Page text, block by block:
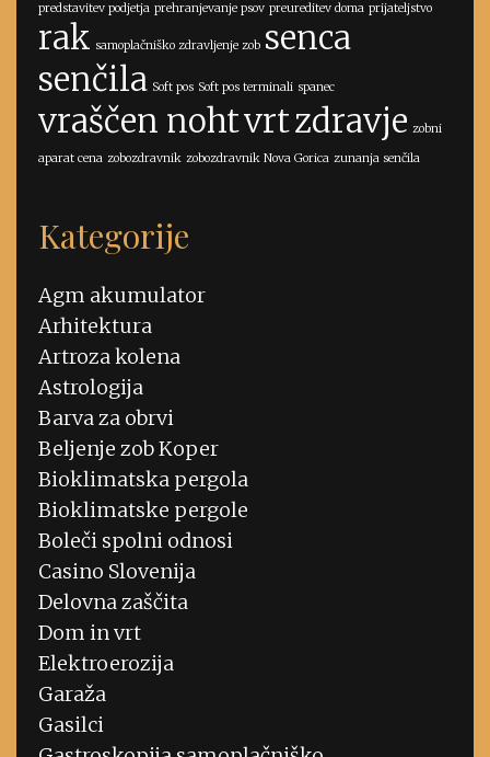
predstavitev podjetja prehranjevanje psov preureditev doma prijateljstvo
rak samoplačniško zdravljenje zob senca
senčila Soft pos Soft pos terminali spanec
vraščen nohtvrtzdravje zobni
aparat cena zobozdravnik zobozdravnik Nova Gorica zunanja senčila
Kategorije
Agm akumulator
Arhitektura
Artroza kolena
Astrologija
Barva za obrvi
Beljenje zob Koper
Bioklimatska pergola
Bioklimatske pergole
Boleči spolni odnosi
Casino Slovenija
Delovna zaščita
Dom in vrt
Elektroerozija
Garaža
Gasilci